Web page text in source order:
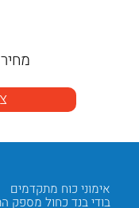
אימוני כוח מתקדמים
בודי בנד כחול מספק